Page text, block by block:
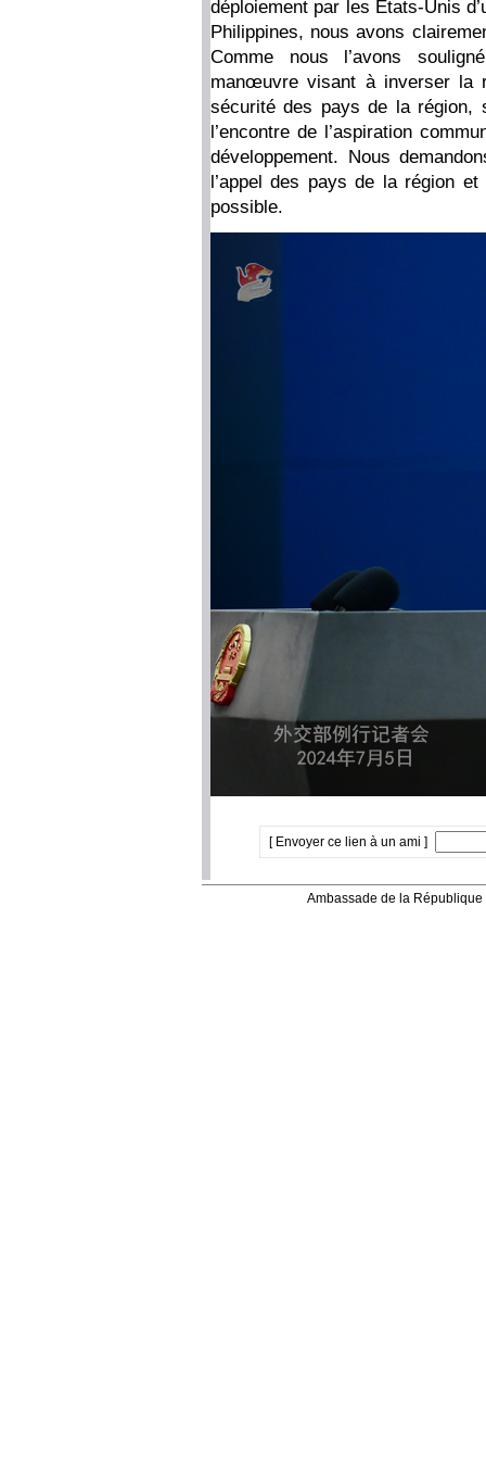
déploiement par les États-Unis
Philippines, nous avons
Comme nous l’avons
manœuvre visant à inverser la
sécurité des pays de la
l’encontre de l’aspiration
développement. Nous
l’appel des pays de la région
possible.
[ Envoyer ce lien à un ami ]
Ambassade de la